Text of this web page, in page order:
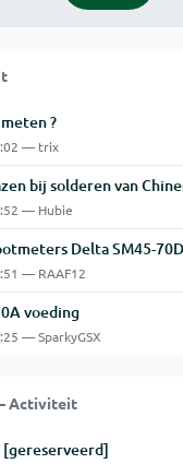
?
— trix
bij solderen van
— Hubie
Delta SM45-70D
— RAAF12
voeding
— SparkyGSX
Activiteit
[gereserveerd]